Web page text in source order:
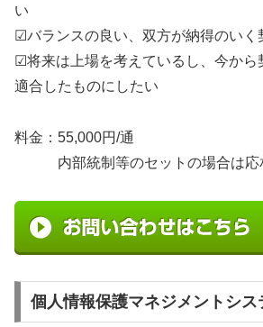
い
☑バランスの良い、双方が納得のいく
☑将来は上場を考えているし、今から
適合したものにしたい
料金：55,000円/通
内部統制等のセットの場合は応
個人情報保護マネジメントシス